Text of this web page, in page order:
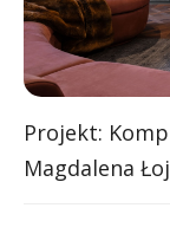
Projekt:
Magdalena